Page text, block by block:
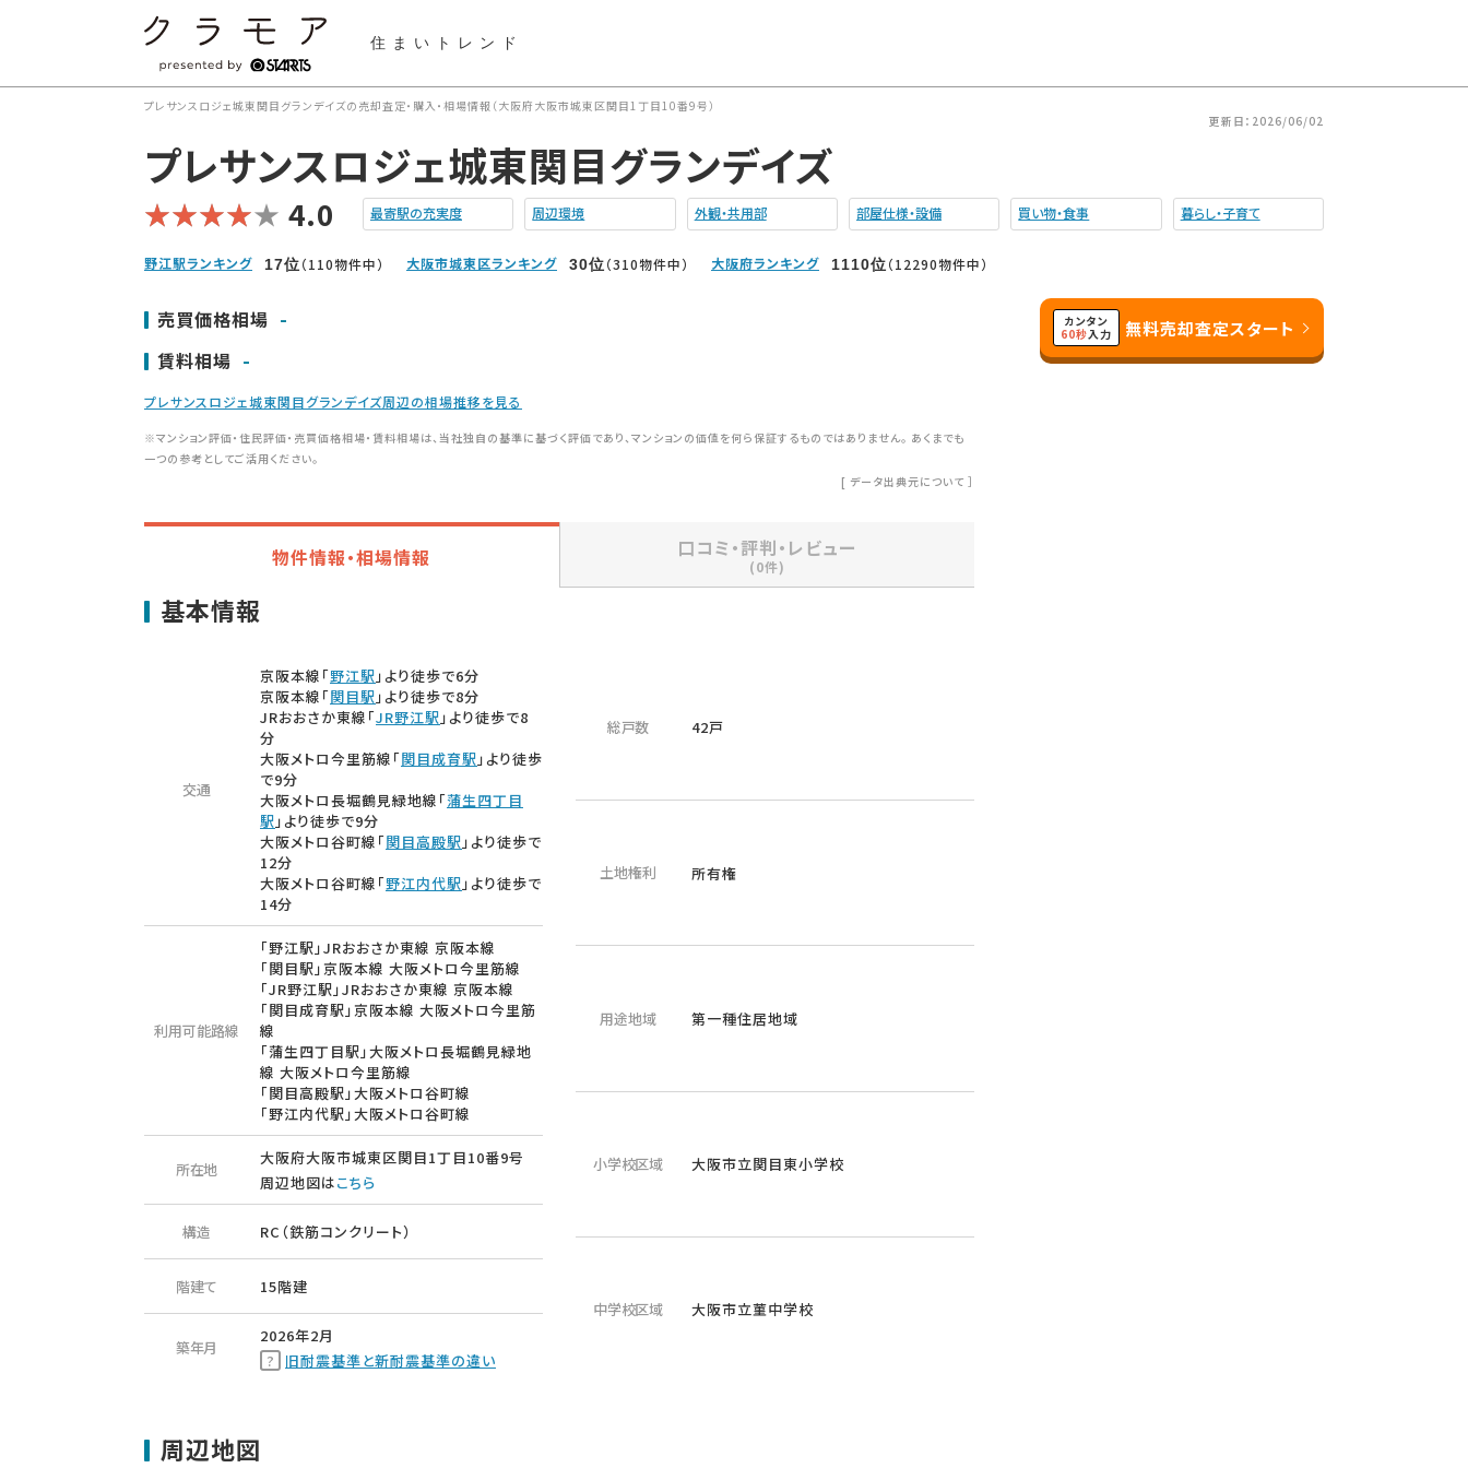
住まいトレンド
プレサンスロジェ城東関目グランデイズの売却査定・購入・相場情報（大阪府大阪市城東区関目1丁目10番9号）
更新日：2026/06/02
プレサンスロジェ城東関目グランデイズ
4.0 最寄駅の充実度 周辺環境 外観・共用部 部屋仕様・設備 買い物・食事 暮らし・子育て
野江駅ランキング 17位（110物件中） 大阪市城東区ランキング 30位（310物件中） 大阪府ランキング 1110位（12290物件中）
売買価格相場 -
賃料相場 -
プレサンスロジェ城東関目グランデイズ周辺の相場推移を見る
※マンション評価・住民評価・売買価格相場・賃料相場は、当社独自の基準に基づく評価であり、マンションの価値を何ら保証するものではありません。 あくまでも
一つの参考としてご活用ください。
[ データ出典元について ］
物件情報・相場情報 口コミ・評判・レビュー
(0件)
基本情報
交通
京阪本線「野江駅 」より徒歩で6分
京阪本線「関目駅 」より徒歩で8分
JRおおさか東線「JR野江駅 」より徒歩で8
分
大阪メトロ今里筋線「関目成育駅 」より徒歩
で9分
大阪メトロ長堀鶴見緑地線「蒲生四丁目
駅 」より徒歩で9分
大阪メトロ谷町線「関目高殿駅 」より徒歩で
12分
大阪メトロ谷町線「野江内代駅 」より徒歩で
14分
利用可能路線
「野江駅」JRおおさか東線 京阪本線
「関目駅」京阪本線 大阪メトロ今里筋線
「JR野江駅」JRおおさか東線 京阪本線
「関目成育駅」京阪本線 大阪メトロ今里筋
線
「蒲生四丁目駅」大阪メトロ長堀鶴見緑地
線 大阪メトロ今里筋線
「関目高殿駅」大阪メトロ谷町線
「野江内代駅」大阪メトロ谷町線
所在地
大阪府大阪市城東区関目1丁目10番9号
周辺地図はこちら
構造 RC（鉄筋コンクリート）
階建て 15階建
築年月
2026年2月
旧耐震基準と新耐震基準の違い
総戸数 42戸
土地権利 所有権
用途地域 第一種住居地域
小学校区域 大阪市立関目東小学校
中学校区域 大阪市立菫中学校
周辺地図
カンタン
60秒入力 無料売却査定スタート